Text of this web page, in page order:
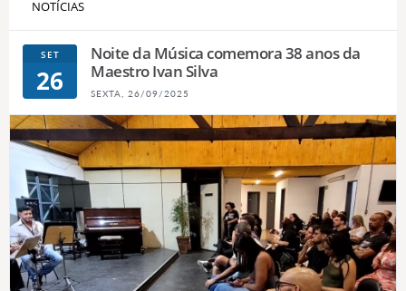
NOTÍCIAS
SET
26
Noite da Música comemora 38 anos da
Maestro Ivan Silva
SEXTA, 26/09/2025